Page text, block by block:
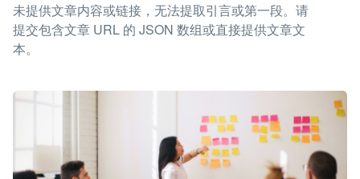
未提供文章内容或链接，无法提取引言或第一段。请
提交包含文章 URL 的 JSON 数组或直接提供文章文
本。